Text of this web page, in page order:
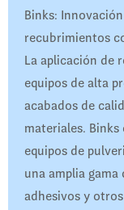
Binks:
recubrimientos
La aplicación de
equipos de alta
acabados de
materiales.
equipos de
una amplia
adhesivos y